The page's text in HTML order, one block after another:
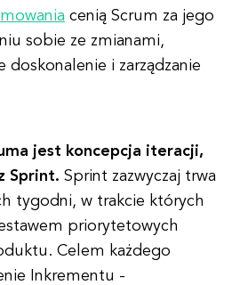
cenią Scrum za jego
sobie ze zmianami,
doskonalenie i zarządzanie
jest koncepcja iteracji,
Sprint. Sprint zazwyczaj trwa
tygodni, w trakcie których
priorytetowych
Celem każdego
Inkrementu -